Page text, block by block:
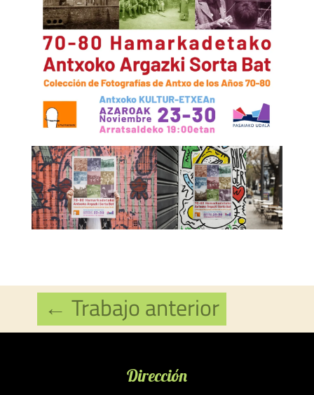
← Trabajo anterior
Dirección